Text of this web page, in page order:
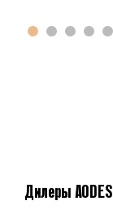
Дилеры AODES